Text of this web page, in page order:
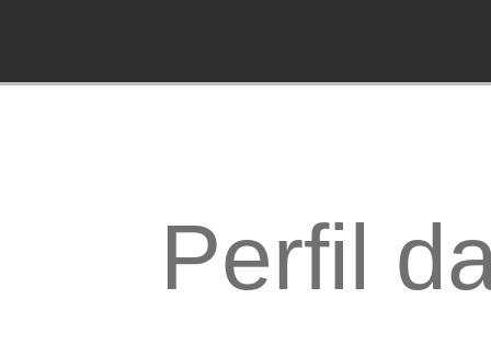
Perfil